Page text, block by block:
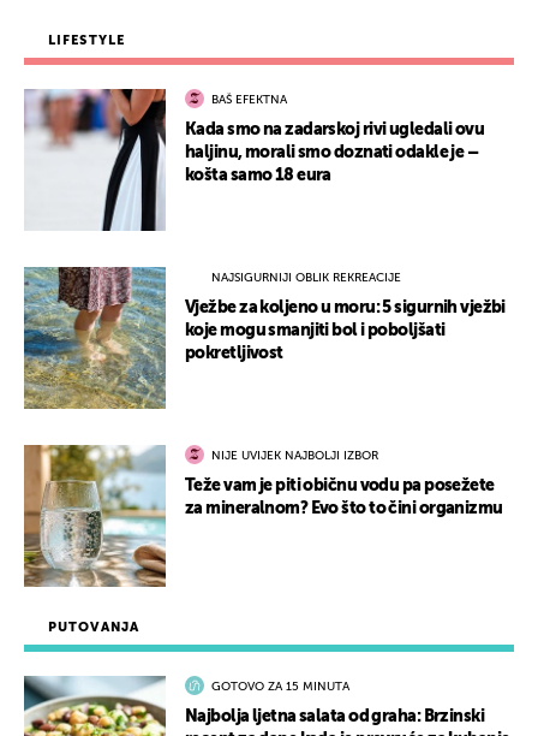
PUTOVANJA
GOTOVO ZA 15 MINUTA
Najbolja ljetna salata od graha: Brzinski
LIFESTYLE
BAŠ EFEKTNA
Kada smo na zadarskoj rivi ugledali ovu
haljinu, morali smo doznati odakle je –
košta samo 18 eura
NAJSIGURNIJI OBLIK REKREACIJE
Vježbe za koljeno u moru: 5 sigurnih vježbi
koje mogu smanjiti bol i poboljšati
pokretljivost
NIJE UVIJEK NAJBOLJI IZBOR
Teže vam je piti običnu vodu pa posežete
za mineralnom? Evo što to čini organizmu